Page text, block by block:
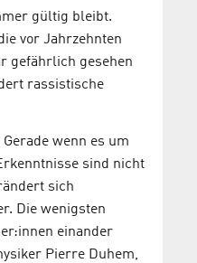
gültig bleibt.
vor Jahrzehnten
gefährlich gesehen
rassistische
wenn es um
sind nicht
sich
Die wenigsten
einander
Pierre Duhem,